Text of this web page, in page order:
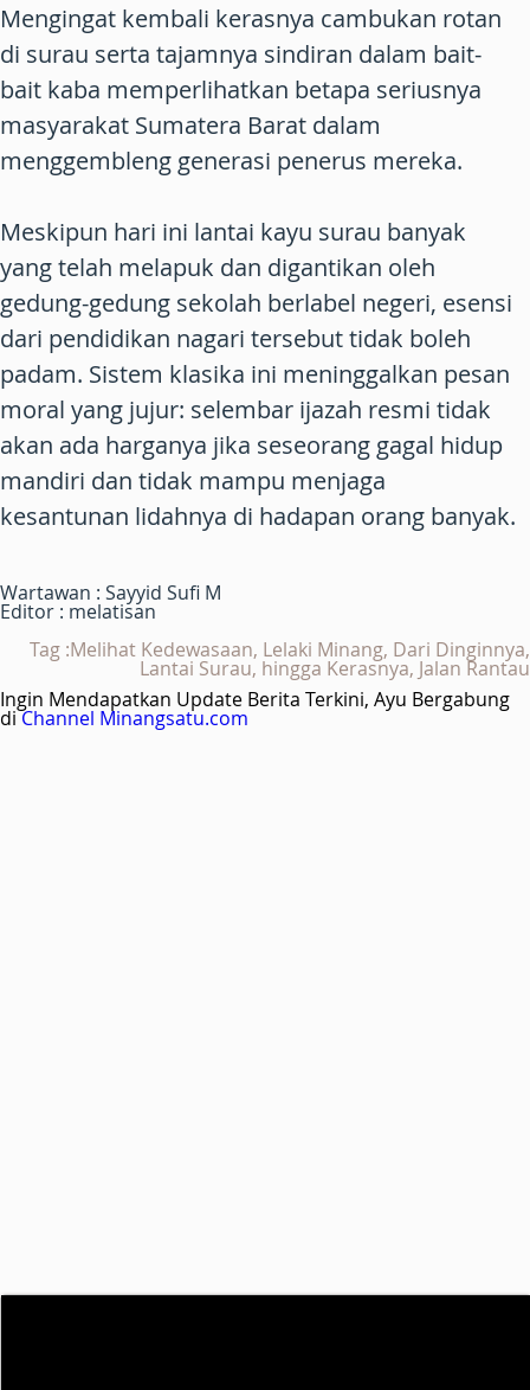
Mengingat kembali kerasnya cambukan rotan
di surau serta tajamnya sindiran dalam bait-
bait kaba memperlihatkan betapa seriusnya
masyarakat Sumatera Barat dalam
menggembleng generasi penerus mereka.
Meskipun hari ini lantai kayu surau banyak
yang telah melapuk dan digantikan oleh
gedung-gedung sekolah berlabel negeri, esensi
dari pendidikan nagari tersebut tidak boleh
padam. Sistem klasika ini meninggalkan pesan
moral yang jujur: selembar ijazah resmi tidak
akan ada harganya jika seseorang gagal hidup
mandiri dan tidak mampu menjaga
kesantunan lidahnya di hadapan orang banyak.
Wartawan : Sayyid Sufi M
Editor : melatisan
Tag :Melihat Kedewasaan, Lelaki Minang, Dari Dinginnya,
Lantai Surau, hingga Kerasnya, Jalan Rantau
Ingin Mendapatkan Update Berita Terkini, Ayu Bergabung
diChannel Minangsatu.com